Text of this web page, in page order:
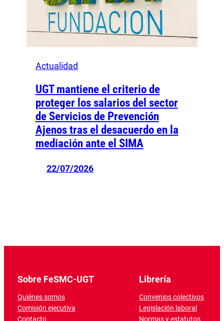
Actualidad
UGT mantiene el criterio de
proteger los salarios del sector
de Servicios de Prevención
Ajenos tras el desacuerdo en la
mediación ante el SIMA
22/07/2026
Sobre FeSMC-UGT
Quiénes somos
Comisión ejecutiva
Contacto
Librería
Convenios colectivos
Legislación laboral
Normas y estatutos